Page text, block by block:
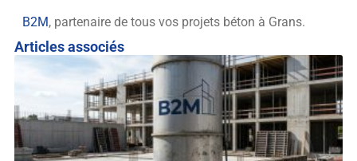
B2M, partenaire de tous vos projets béton à Grans.
Articles associés